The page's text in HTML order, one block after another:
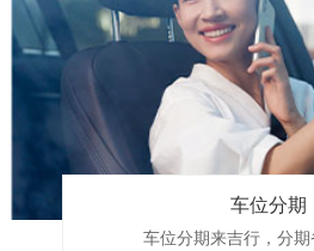
车位分期
车位分期来吉行，分